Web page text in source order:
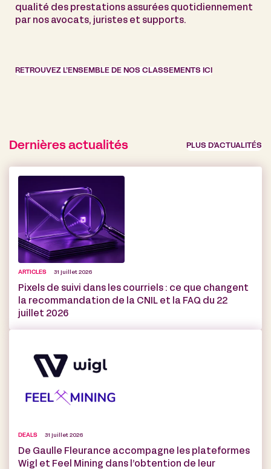
qualité des prestations assurées quotidiennement
par nos avocats, juristes et supports.
RETROUVEZ L’ENSEMBLE DE NOS CLASSEMENTS ICI
Dernières actualités PLUS D’ACTUALITÉS
ARTICLES 31 juillet 2026
Pixels de suivi dans les courriels : ce que changent
la recommandation de la CNIL et la FAQ du 22
juillet 2026
DEALS 31 juillet 2026
De Gaulle Fleurance accompagne les plateformes
Wigl et Feel Mining dans l’obtention de leur